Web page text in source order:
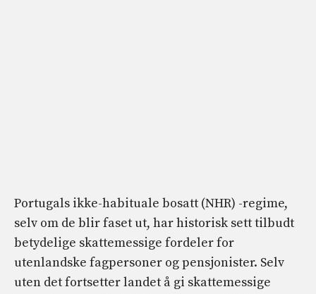
Portugals ikke-habituale bosatt (NHR) -regime,
selv om de blir faset ut, har historisk sett tilbudt
betydelige skattemessige fordeler for
utenlandske fagpersoner og pensjonister. Selv
uten det fortsetter landet å gi skattemessige